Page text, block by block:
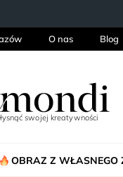
O nas Blog
OBRAZ Z WŁASNEGO